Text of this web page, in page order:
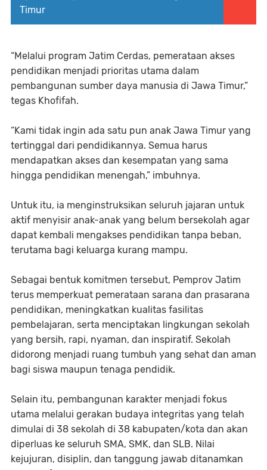
Timur
“Melalui program Jatim Cerdas, pemerataan akses
pendidikan menjadi prioritas utama dalam
pembangunan sumber daya manusia di Jawa Timur,”
tegas Khofifah.
“Kami tidak ingin ada satu pun anak Jawa Timur yang
tertinggal dari pendidikannya. Semua harus
mendapatkan akses dan kesempatan yang sama
hingga pendidikan menengah,” imbuhnya.
Untuk itu, ia menginstruksikan seluruh jajaran untuk
aktif menyisir anak-anak yang belum bersekolah agar
dapat kembali mengakses pendidikan tanpa beban,
terutama bagi keluarga kurang mampu.
Sebagai bentuk komitmen tersebut, Pemprov Jatim
terus memperkuat pemerataan sarana dan prasarana
pendidikan, meningkatkan kualitas fasilitas
pembelajaran, serta menciptakan lingkungan sekolah
yang bersih, rapi, nyaman, dan inspiratif. Sekolah
didorong menjadi ruang tumbuh yang sehat dan aman
bagi siswa maupun tenaga pendidik.
Selain itu, pembangunan karakter menjadi fokus
utama melalui gerakan budaya integritas yang telah
dimulai di 38 sekolah di 38 kabupaten/kota dan akan
diperluas ke seluruh SMA, SMK, dan SLB. Nilai
kejujuran, disiplin, dan tanggung jawab ditanamkan